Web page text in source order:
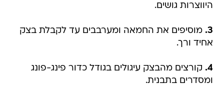
היווצרות גושים.
3. מוסיפים את החמאה ומערבבים עד לקבלת בצק
אחיד ורך.
4. קורצים מהבצק עיגולים בגודל כדור פינג-פונג
ומסדרים בתבנית.